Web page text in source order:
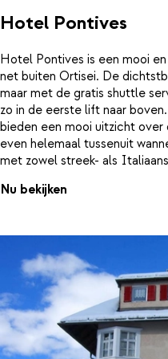
Hotel Pontives
Hotel Pontives is een mooi
net buiten Ortisei. De
maar met de gratis shuttle
zo in de eerste lift naar
bieden een mooi uitzicht over
even helemaal tussenuit
met zowel streek- als
met haar gezellige sfeer en
aanrader voor een geslaagde
Nu bekijken